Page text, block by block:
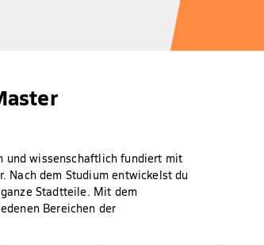
und wissenschaftlich fundiert mit
Nach dem Studium entwickelst du
Stadtteile. Mit dem
Bereichen der